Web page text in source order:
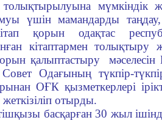
мүмкіндік
үшін мамандарды
қорын одақтас
кітаптармен толықтыру
қалыптастыру
Одағының түкпір-
ОҒК қызметкерлері
отырды.
басқарған 30 жыл